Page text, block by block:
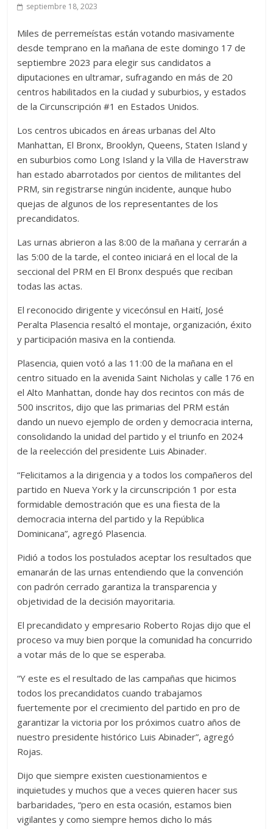
septiembre 18, 2023
Miles de perremeístas están votando masivamente
desde temprano en la mañana de este domingo 17 de
septiembre 2023 para elegir sus candidatos a
diputaciones en ultramar, sufragando en más de 20
centros habilitados en la ciudad y suburbios, y estados
de la Circunscripción #1 en Estados Unidos.
Los centros ubicados en áreas urbanas del Alto
Manhattan, El Bronx, Brooklyn, Queens, Staten Island y
en suburbios como Long Island y la Villa de Haverstraw
han estado abarrotados por cientos de militantes del
PRM, sin registrarse ningún incidente, aunque hubo
quejas de algunos de los representantes de los
precandidatos.
Las urnas abrieron a las 8:00 de la mañana y cerrarán a
las 5:00 de la tarde, el conteo iniciará en el local de la
seccional del PRM en El Bronx después que reciban
todas las actas.
El reconocido dirigente y vicecónsul en Haití, José
Peralta Plasencia resaltó el montaje, organización, éxito
y participación masiva en la contienda.
Plasencia, quien votó a las 11:00 de la mañana en el
centro situado en la avenida Saint Nicholas y calle 176 en
el Alto Manhattan, donde hay dos recintos con más de
500 inscritos, dijo que las primarias del PRM están
dando un nuevo ejemplo de orden y democracia interna,
consolidando la unidad del partido y el triunfo en 2024
de la reelección del presidente Luis Abinader.
“Felicitamos a la dirigencia y a todos los compañeros del
partido en Nueva York y la circunscripción 1 por esta
formidable demostración que es una fiesta de la
democracia interna del partido y la República
Dominicana”, agregó Plasencia.
Pidió a todos los postulados aceptar los resultados que
emanarán de las urnas entendiendo que la convención
con padrón cerrado garantiza la transparencia y
objetividad de la decisión mayoritaria.
El precandidato y empresario Roberto Rojas dijo que el
proceso va muy bien porque la comunidad ha concurrido
a votar más de lo que se esperaba.
“Y este es el resultado de las campañas que hicimos
todos los precandidatos cuando trabajamos
fuertemente por el crecimiento del partido en pro de
garantizar la victoria por los próximos cuatro años de
nuestro presidente histórico Luis Abinader”, agregó
Rojas.
Dijo que siempre existen cuestionamientos e
inquietudes y muchos que a veces quieren hacer sus
barbaridades, “pero en esta ocasión, estamos bien
vigilantes y como siempre hemos dicho lo más